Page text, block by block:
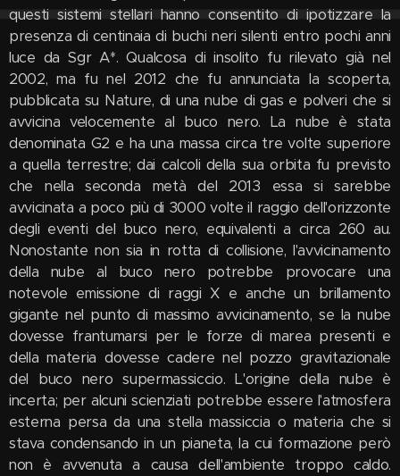
questi sistemi stellari hanno consentito di ipotizzare la
presenza di centinaia di buchi neri silenti entro pochi anni
luce da Sgr A*. Qualcosa di insolito fu rilevato già nel
2002, ma fu nel 2012 che fu annunciata la scoperta,
pubblicata su Nature, di una nube di gas e polveri che si
avvicina velocemente al buco nero. La nube è stata
denominata G2 e ha una massa circa tre volte superiore
a quella terrestre; dai calcoli della sua orbita fu previsto
che nella seconda metà del 2013 essa si sarebbe
avvicinata a poco più di 3000 volte il raggio dell'orizzonte
degli eventi del buco nero, equivalenti a circa 260 au.
Nonostante non sia in rotta di collisione, l'avvicinamento
della nube al buco nero potrebbe provocare una
notevole emissione di raggi X e anche un brillamento
gigante nel punto di massimo avvicinamento, se la nube
dovesse frantumarsi per le forze di marea presenti e
della materia dovesse cadere nel pozzo gravitazionale
del buco nero supermassiccio. L'origine della nube è
incerta; per alcuni scienziati potrebbe essere l'atmosfera
esterna persa da una stella massiccia o materia che si
stava condensando in un pianeta, la cui formazione però
non è avvenuta a causa dell'ambiente troppo caldo.